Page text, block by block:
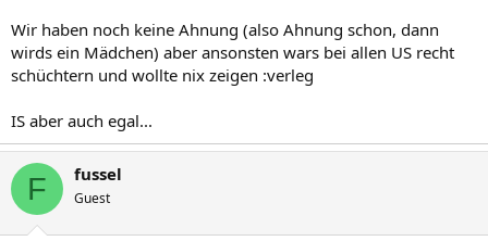
Wir haben noch keine Ahnung (also Ahnung schon, dann
wirds ein Mädchen) aber ansonsten wars bei allen US recht
schüchtern und wollte nix zeigen :verleg
IS aber auch egal...
F fussel
Guest